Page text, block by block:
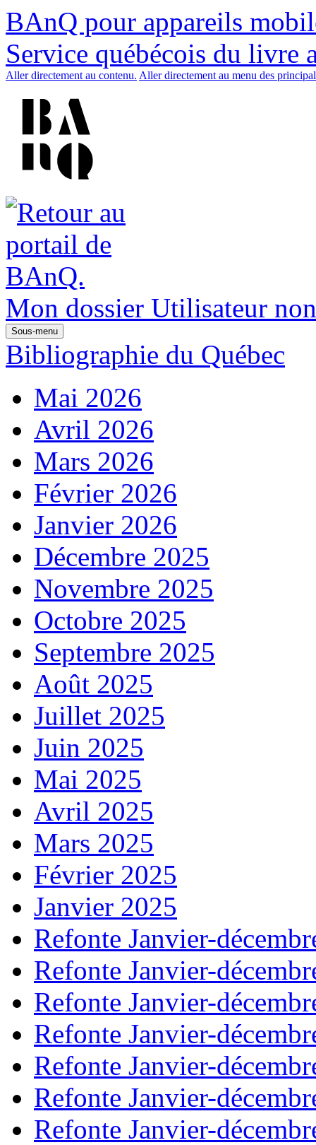
BAnQ pour appareils
Service québécois du livre
Aller directement au contenu. Aller directement au menu des
Mon dossier Utilisateur
Sous-menu
Bibliographie du Québec
Mai 2026
Avril 2026
Mars 2026
Février 2026
Janvier 2026
Décembre 2025
Novembre 2025
Octobre 2025
Septembre 2025
Août 2025
Juillet 2025
Juin 2025
Mai 2025
Avril 2025
Mars 2025
Février 2025
Janvier 2025
Refonte Janvier-
Refonte Janvier-
Refonte Janvier-
Refonte Janvier-
Refonte Janvier-
Refonte Janvier-
Refonte Janvier-